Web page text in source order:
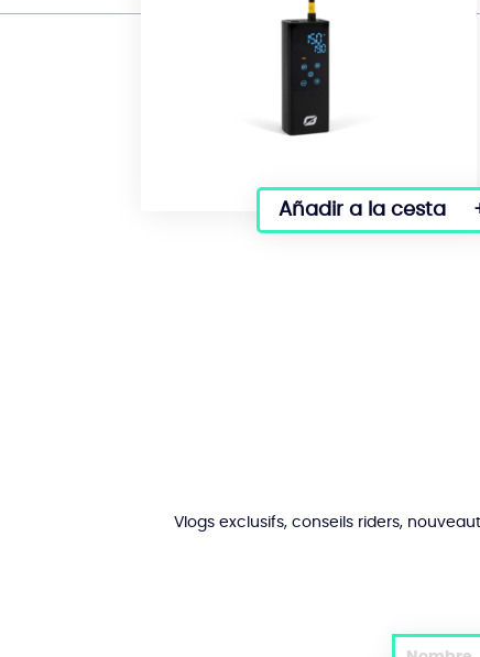
Añadir a la cesta
Vlogs exclusifs, conseils riders,